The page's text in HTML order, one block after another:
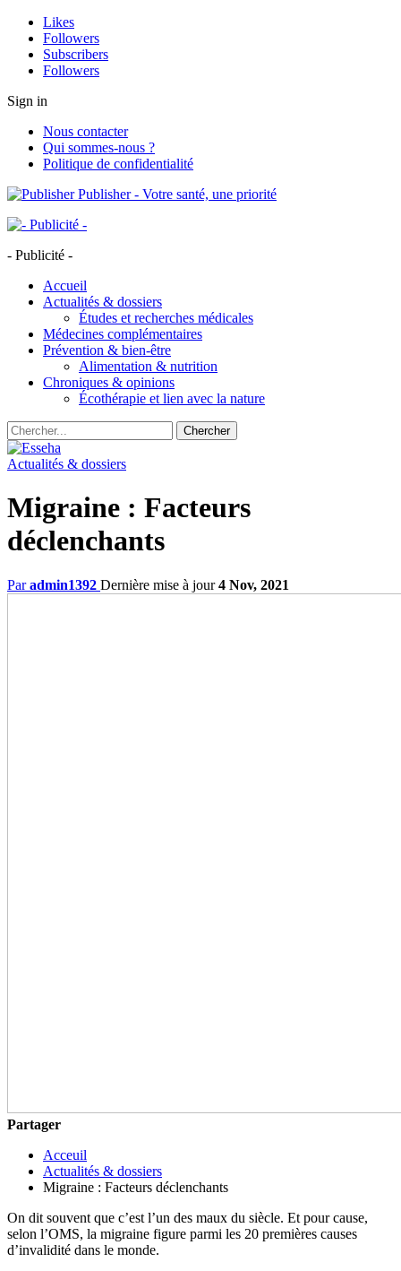
Likes
Followers
Subscribers
Followers
Sign in
Nous contacter
Qui sommes-nous ?
Politique de confidentialité
Publisher - Votre santé, une priorité
- Publicité -
Accueil
Actualités & dossiers
Études et recherches médicales
Médecines complémentaires
Prévention & bien-être
Alimentation & nutrition
Chroniques & opinions
Écothérapie et lien avec la nature
Actualités & dossiers
Migraine : Facteurs
déclenchants
Paradmin1392 Dernière mise à jour4 Nov, 2021
Partager
Acceuil
Actualités & dossiers
Migraine : Facteurs déclenchants
On dit souvent que c’est l’un des maux du siècle. Et pour cause,
selon l’OMS, la migraine figure parmi les 20 premières causes
d’invalidité dans le monde.